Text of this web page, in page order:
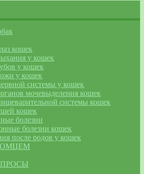
кошек
у кошек
у кошек
у кошек
системы у кошек
мочевыделения кошек
системы кошек
кошек
болезни
болезни кошек
после родов у кошек